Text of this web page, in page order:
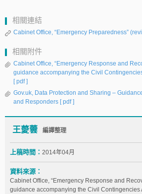
相關連結
Cabinet Office, “Emergency Preparedness”
相關附件
Cabinet Office, “Emergency Response and
guidance accompanying the Civil Contingencies
[ pdf ]
Gov.uk, Data Protection and Sharing –
and Responders [ pdf ]
王薆蕓 編譯整理
上稿時間： 2014年04月
資料來源：
Cabinet Office, “Emergency Response and
guidance accompanying the Civil Contingencies